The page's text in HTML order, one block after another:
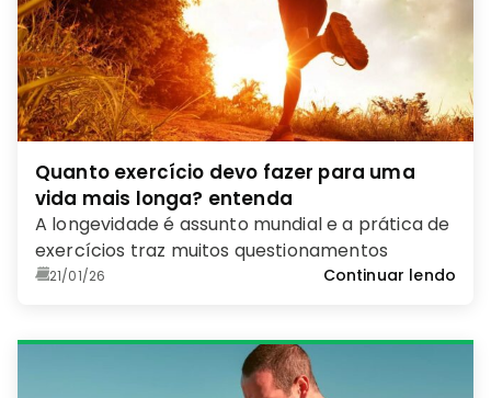
Quanto exercício devo fazer para uma
vida mais longa? entenda
A longevidade é assunto mundial e a prática de
exercícios traz muitos questionamentos
21/01/26 Continuar lendo